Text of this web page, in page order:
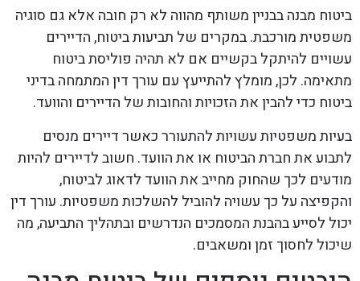
ביטוח מבנה בבניין משותף מהווה לא רק חובה אלא גם סוגיה
משפטית מורכבת. במקרים של תביעות ביטוח, הדיירים
עשויים להיתקל בקשיים אם לא תהיה פוליסת ביטוח
מתאימה. לכן, מומלץ להתייעץ עם עורך דין המתמחה בדיני
ביטוח כדי להבין את הזכויות והחובות של הדיירים והוועד.
בעיות משפטיות עשויות להתעורר כאשר דיירים מנסים
לתבוע את חברת הביטוח או את הוועד. חשוב לדיירים להיות
מודעים לכך שהחוק מחייב את הוועד לדאוג לביטוח,
והקפיצה על כך עשויה להוביל להשלכות משפטיות. עורך דין
יכול לסייע בהבנת המסמכים הנדרשים ובתהליך התביעה, מה
שיכול לחסוך זמן ומשאבים.